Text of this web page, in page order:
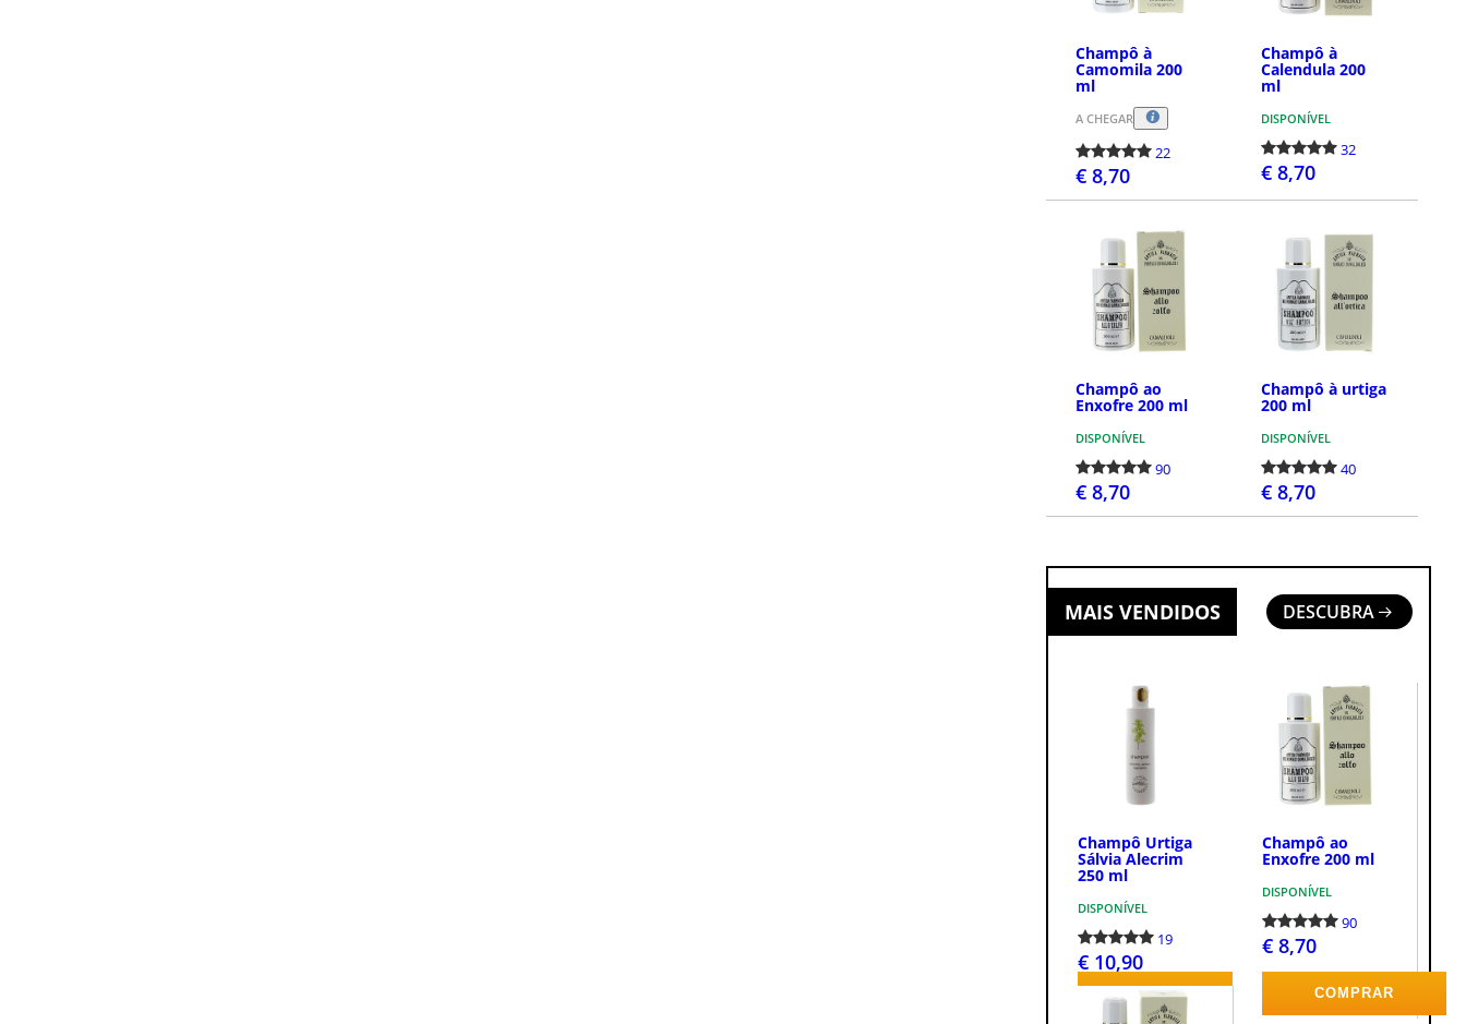
Champô à
Camomila 200
ml
A CHEGAR
22
€ 8,70
Champô à
Calendula 200
ml
DISPONÍVEL
32
€ 8,70
Champô ao
Enxofre 200 ml
DISPONÍVEL
90
€ 8,70
Champô à urtiga
200 ml
DISPONÍVEL
40
€ 8,70
MAIS VENDIDOS DESCUBRA
Champô Urtiga
Sálvia Alecrim
250 ml
DISPONÍVEL
19
€ 10,90
COMPRAR
Champô ao
Enxofre 200 ml
DISPONÍVEL
90
€ 8,70
COMPRAR